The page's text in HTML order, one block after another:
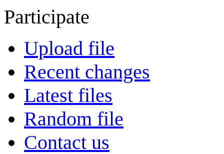
Participate
Upload file
Recent changes
Latest files
Random file
Contact us